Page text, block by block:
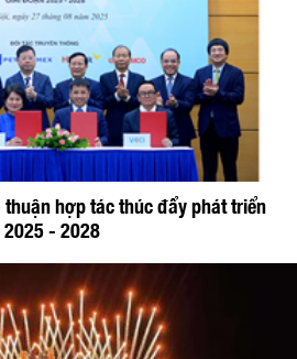
thuận hợp tác thúc đẩy phát triển
- 2028